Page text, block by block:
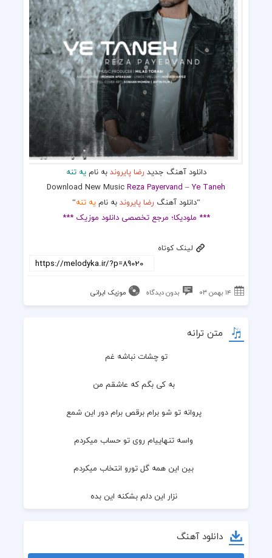
دانلود آهنگ جدید رضا پایروندبه نامیه تنه
Download New MusicReza Payervand –Ye Taneh
“دانلود آهنگ رضا پایروندبه نامیه تنه“
*** ملودیکا؛ مرجع تخصصی دانلود موزیک ***
لینک کوتاه
۱۴ بهمن ۰۳ بدون دیدگاه موزیک ایرانی
متن ترانه
تو چشات نباشه غم
  به کی بگم که عاشقم من
  پروانه تو شو برام برقص برام دور این شمع
  واسه تنهاییام روی تو حساب میکردم
  بین این همه گل تورو انتخاب میکردم
  نزار این دلم بشکنه این بده
  واسه تو جنگید این دلم یه سره
دانلود آهنگ